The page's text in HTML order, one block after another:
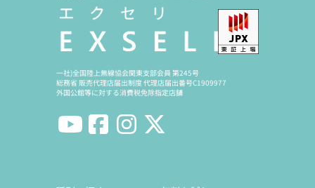
一社)全国陸上無線協会関東支部会員 第245号
総務省 販売代理店届出制度 代理店届出番号C1909977
外国公館等に対する消費税免除指定店舗